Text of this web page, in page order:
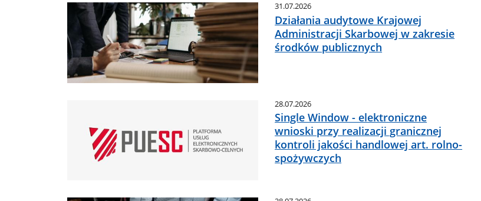
31.07.2026
Działania audytowe Krajowej
Administracji Skarbowej w zakresie
środków publicznych
28.07.2026
Single Window - elektroniczne
wnioski przy realizacji granicznej
kontroli jakości handlowej art. rolno-
spożywczych